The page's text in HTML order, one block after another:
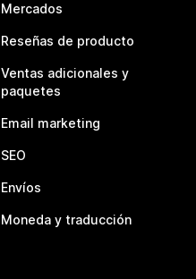
Mercados
Reseñas de producto
Ventas adicionales y
paquetes
Email marketing
SEO
Envíos
Moneda y traducción